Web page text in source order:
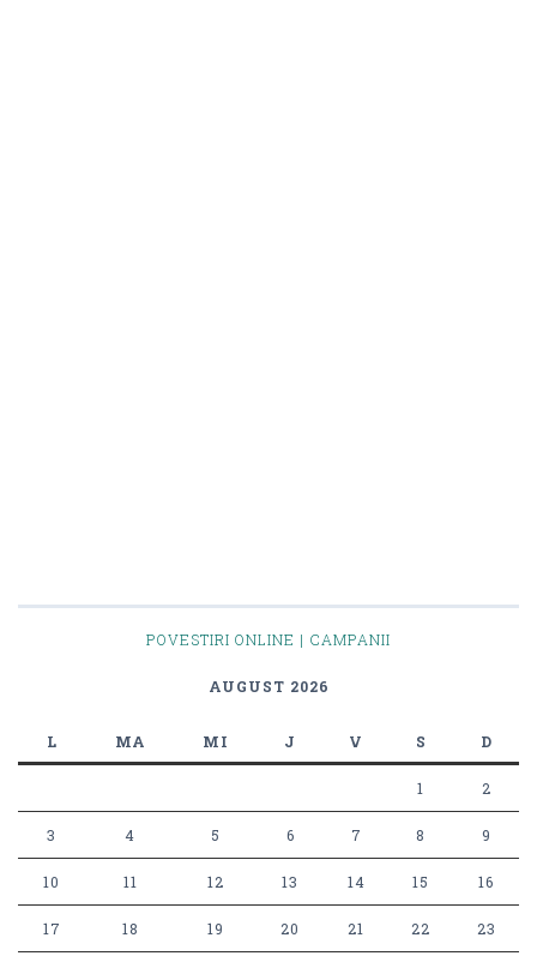
POVESTIRI ONLINE | CAMPANII
AUGUST 2026
L MA MI J V S D
1 2
3 4 5 6 7 8 9
10 11 12 13 14 15 16
17 18 19 20 21 22 23